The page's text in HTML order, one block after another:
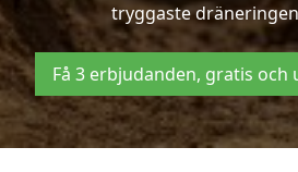
tryggaste
Få 3 erbjudanden, gratis